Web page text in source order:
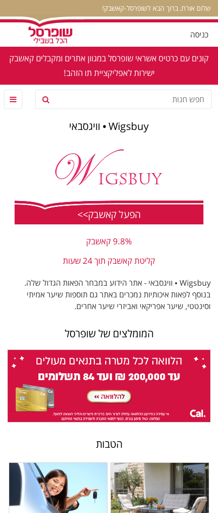
שלום אורח, ברוך הבא לשופרסל-קאשבק!
כניסה
קונים עם כרטיס אשראי שופרסל במגוון אתרים ומקבלים קאשבק
ישירות לאפליקציית תו הזהב!
Wigsbuy • וויגסבאי
הפעל קאשבק>>
9.8% קאשבק
קליטת קאשבק תוך 24 שעות
Wigsbuy • וויגסבאי - אתר הידוע במבחר הפאות הגדול שלה.
בנוסף לפאות איכותיות נמכרים באתר גם תוספות שיער אמיתי
וסינטטי, שיער אפריקאי ואביזרי שיער אחרים.
המומלצים של שופרסל
הטבות